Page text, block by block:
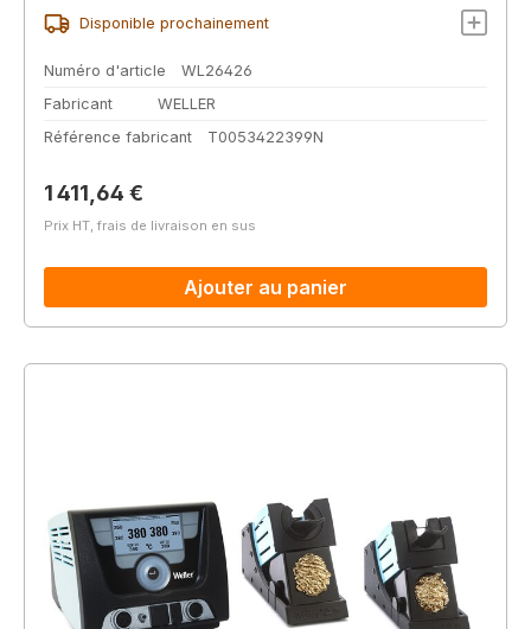
Disponible prochainement
Numéro d'article
WL26426
Fabricant
WELLER
Référence fabricant
T0053422399N
Prix régulier :
1 411,64 €
Prix HT, frais de livraison en sus
Ajouter au panier